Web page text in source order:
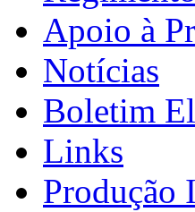
Apoio à
Notícias
Boletim
Links
Produção